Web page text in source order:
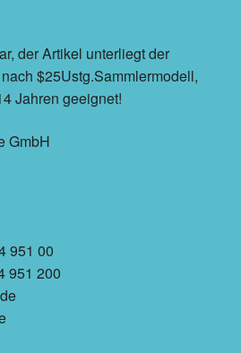
der Artikel unterliegt der
$25Ustg.Sammlermodell,
Jahren geeignet!
GmbH
951 00
951 200